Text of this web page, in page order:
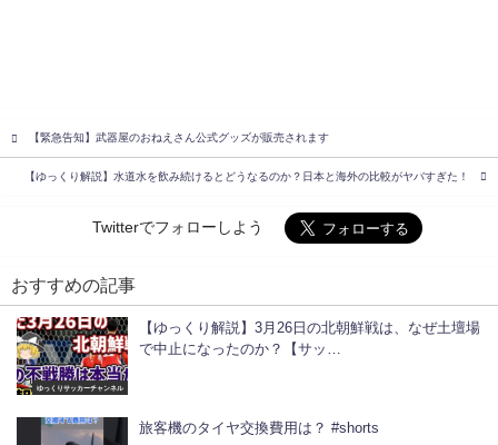
【緊急告知】武器屋のおねえさん公式グッズが販売されます
【ゆっくり解説】水道水を飲み続けるとどうなるのか？日本と海外の比較がヤバすぎた！
Twitterでフォローしよう
おすすめの記事
ゆっくりサッカーチャンネル
【ゆっくり解説】3月26日の北朝鮮戦は、なぜ土壇場
で中止になったのか？【サッ…
旅客機のタイヤ交換費用は？ #shorts